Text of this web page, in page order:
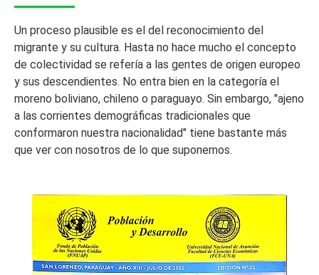
Un proceso plausible es el del reconocimiento del
migrante y su cultura. Hasta no hace mucho el concepto
de colectividad se refería a las gentes de origen europeo
y sus descendientes. No entra bien en la categoría el
moreno boliviano, chileno o paraguayo. Sin embargo, "ajeno
a las corrientes demográficas tradicionales que
conformaron nuestra nacionalidad" tiene bastante más
que ver con nosotros de lo que suponemos.